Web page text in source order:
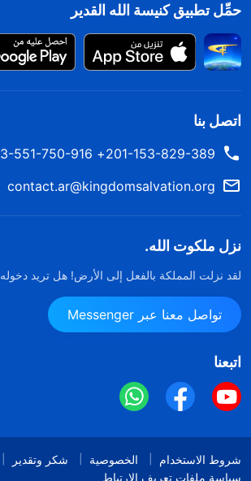
حمِّل تطبيق كنيسة الله القدير
اتصل بنا
201-153-829-389+ 213-551-750-916+
contact.ar@kingdomsalvation.org
نزل ملكوت الله.
لقد نزلت المملكة بالفعل إلى الأرض! هل تريد
تواصل معنا عبر Messenger
اتبعنا
شروط الاستخدام الخصوصية
شكر وتقدير
سياسة ملفات تعريف الارتباط